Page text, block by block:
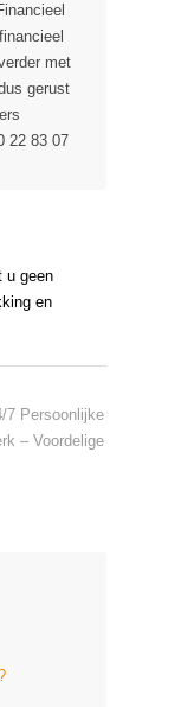
met
gerust
22 83 07
u geen
en
7 Persoonlijke
– Voordelige